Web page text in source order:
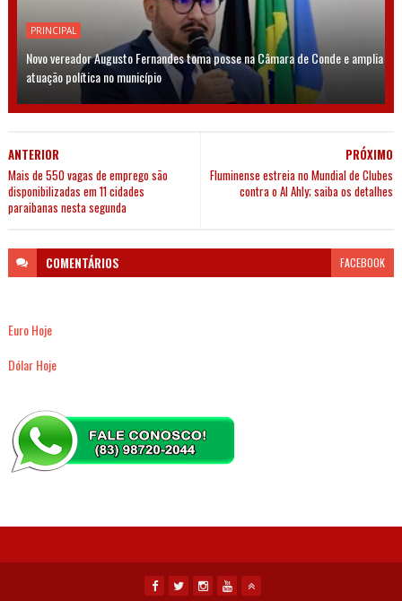
PRINCIPAL
Novo vereador Augusto Fernandes toma posse na Câmara de Conde e amplia
atuação política no município
PRÓXIMO
Fluminense estreia no Mundial de Clubes
contra o Al Ahly; saiba os detalhes
ANTERIOR
Mais de 550 vagas de emprego são
disponibilizadas em 11 cidades
paraibanas nesta segunda
COMENTÁRIOS FACEBOOK
Euro Hoje
Dólar Hoje